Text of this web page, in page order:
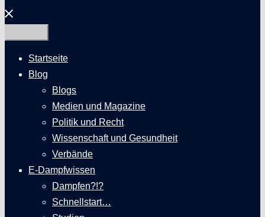
Menü
schließen
Startseite
Blog
Blogs
Medien und Magazine
Politik und Recht
Wissenschaft und Gesundheit
Verbände
E-Dampfwissen
Dampfen?!?
Schnellstart…